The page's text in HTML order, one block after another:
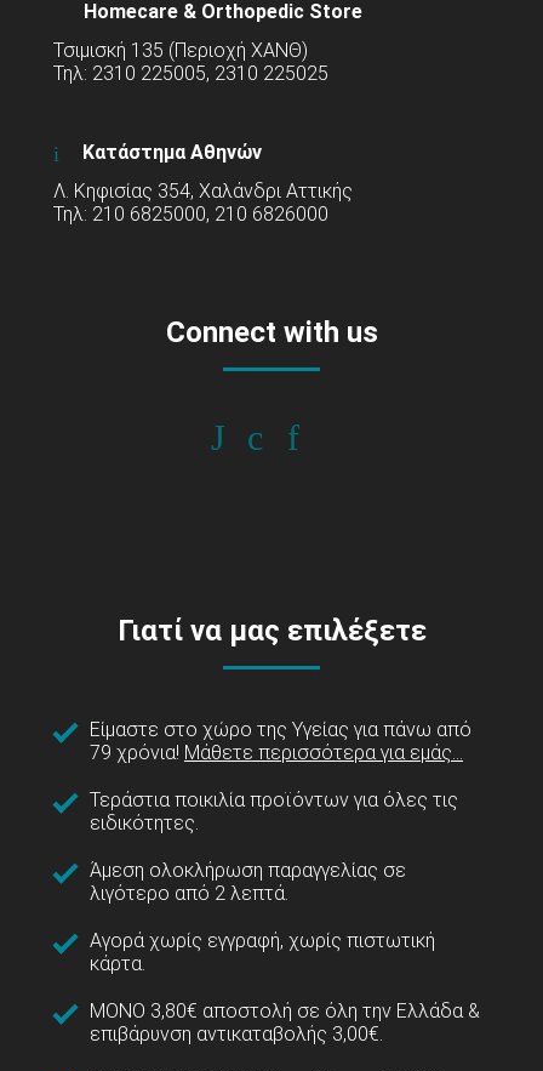
Homecare & Orthopedic Store
Τσιμισκή 135 (Περιοχή ΧΑΝΘ)
Τηλ: 2310 225005, 2310 225025
Κατάστημα Αθηνών
Λ. Κηφισίας 354, Χαλάνδρι Αττικής
Τηλ: 210 6825000, 210 6826000
Connect with us
Γιατί να μας επιλέξετε
Είμαστε στο χώρο της Υγείας για πάνω από
79 χρόνια! Μάθετε περισσότερα για εμάς...
Τεράστια ποικιλία προϊόντων για όλες τις
ειδικότητες.
Άμεση ολοκλήρωση παραγγελίας σε
λιγότερο από 2 λεπτά.
Αγορά χωρίς εγγραφή, χωρίς πιστωτική
κάρτα.
ΜΟΝΟ 3,80€ αποστολή σε όλη την Ελλάδα &
επιβάρυνση αντικαταβολής 3,00€.